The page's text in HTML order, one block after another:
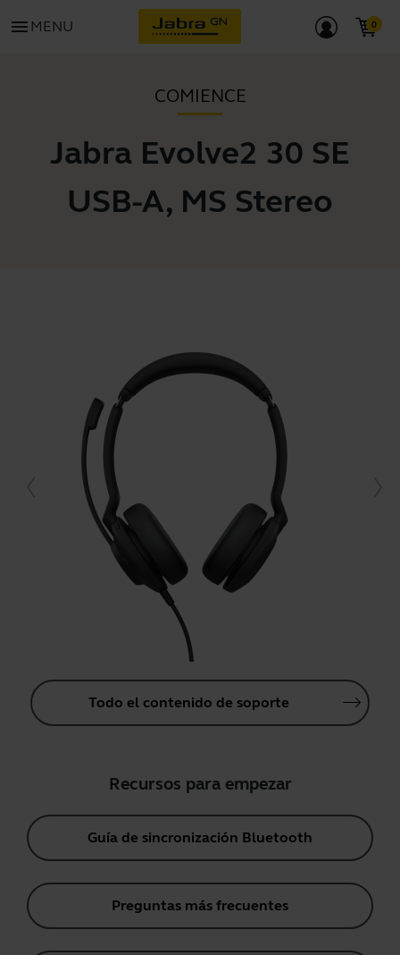
menu MENU
COMIENCE
Jabra Evolve2 30 SE
USB-A, MS Stereo
Todo el contenido de soporte
Recursos para empezar
Guía de sincronización Bluetooth
Preguntas más frecuentes